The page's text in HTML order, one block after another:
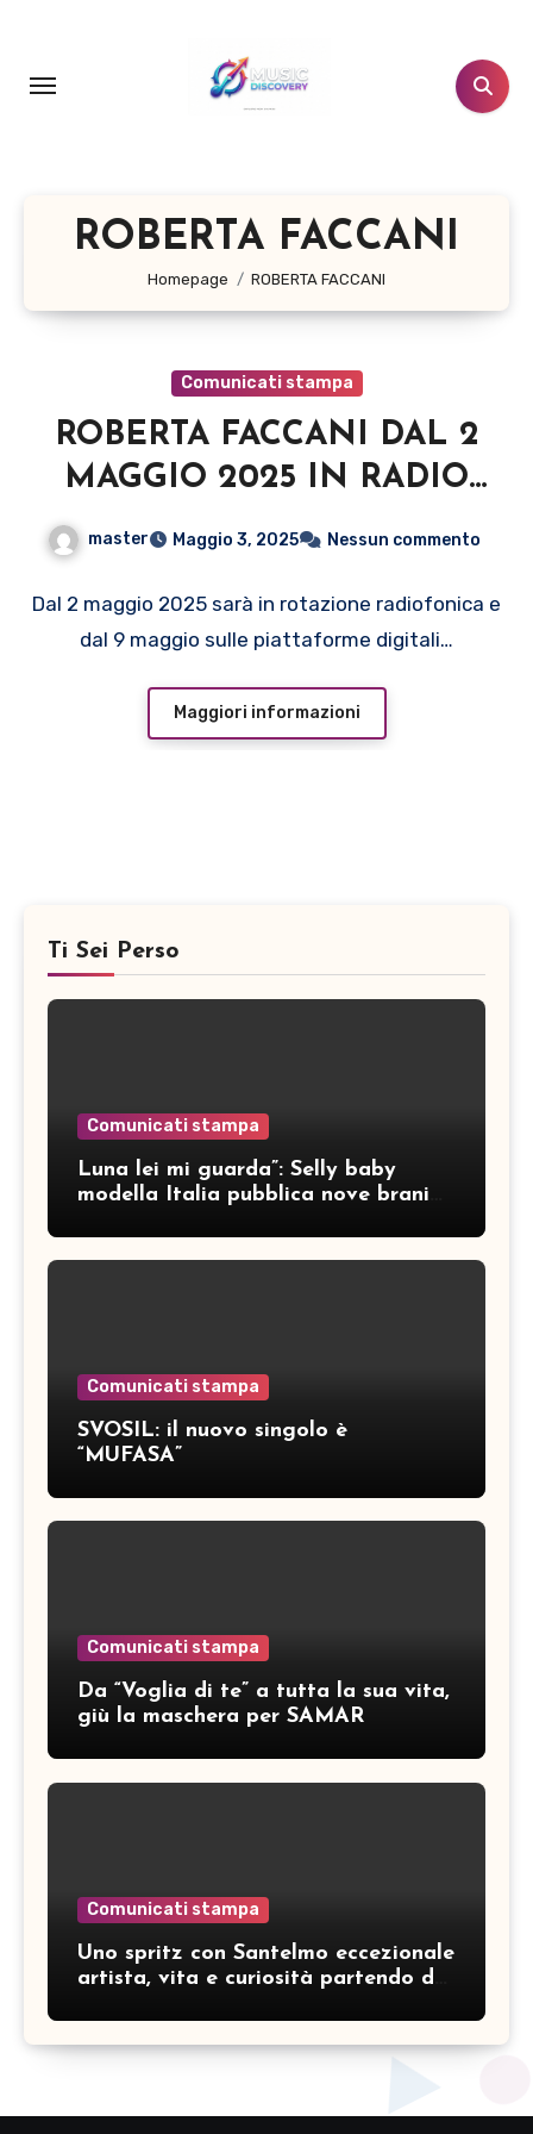
contenuto
ROBERTA FACCANI
Homepage ROBERTA FACCANI
Comunicati stampa
ROBERTA FACCANI DAL 2
MAGGIO 2025 IN RADIO
“SENZA FAR RUMORE” IL
DEDICATO A GIANCARLO
GOLZI
master Maggio 3, 2025 Nessun commento
Dal 2 maggio 2025 sarà in rotazione radiofonica e
dal 9 maggio sulle piattaforme digitali…
Maggiori informazioni
Ti Sei Perso
Comunicati stampa
Luna lei mi guarda”: Selly baby
modella Italia pubblica nove brani
Comunicati stampa
SVOSIL: il nuovo singolo è
“MUFASA”
Comunicati stampa
Da “Voglia di te” a tutta la sua vita,
giù la maschera per SAMAR
Comunicati stampa
Uno spritz con Santelmo eccezionale
artista, vita e curiosità partendo da